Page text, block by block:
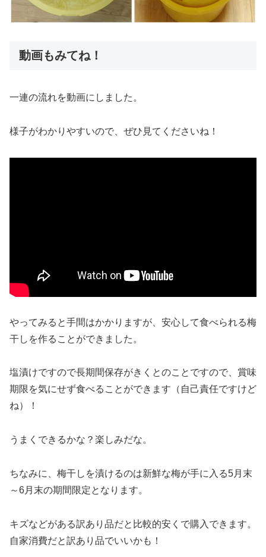
動画もみてね！
一連の流れを動画にしました。
様子がわかりやすいので、ぜひ見てくださいね！
やってみると手間はかかりますが、安心して食べられる梅
干しを作ることができました。
塩漬けですので長期間保存がきくとのことですので、賞味
期限を気にせず食べることができます（自己責任ですけど
ね）！
うまくできるかな？楽しみだな。
ちなみに、梅干しを漬けるのは新鮮な梅が手に入る5月末
～6月末の期間限定となります。
キズなどがある訳あり品だと比較的安くで購入できます。
自家消費だと訳あり品でいいかも！